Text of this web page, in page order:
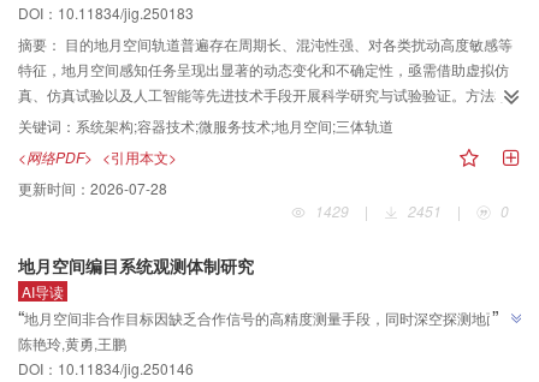
统，15年轨道积分达分钟级计算性能，为地月空间任务正向设计提供高效解决
方案。 ”
DOI： 10.11834/jig.250183
摘要： 目的地月空间轨道普遍存在周期长、混沌性强、对各类扰动高度敏感等
特征，地月空间感知任务呈现出显著的动态变化和不确定性，亟需借助虚拟仿
真、仿真试验以及人工智能等先进技术手段开展科学研究与试验验证。方法本
文以地月空间感知任务设计与分析为牵引，以服务化、标准化、国产化和工具
化为理念，基于“容器云 + 微服务”设计了满足高性能计算、高并发访问、多样化
应用需求的“基础支撑 + 服务支撑 + 典型应用”3层智能仿真系统架构。分析了地
月空间轨道动力学模型库、基于Kuberneter的计算任务智能调度和全链路微服
务集成框架等关键技术。结果研制了地月空间感知任务设计与分析仿真系统，
真模块、试验设计模块以及试验评估模块的实现情况。结论通过应用案例说
明，仿真系统能够有效支持用户开展地月空间任务的正向设计以及方案的选代
优化，高精度星历模型下15年驻留轨道积分能够达到分钟级计算性能，具有高
效性、智能性、稳定性和良好的扩展性。
关键词： 系统架构;容器技术;微服务技术;地月空间;三体轨道
<网络PDF> <引用本文>
更新时间： 2026-07-28
1429
| 2451 | 0
地月空间编目系统观测体制研究
AI导读
“地月空间非合作目标因缺乏合作信号的高精度测量手段，同时深空探测地面测
控资源有限，以及在地月空间多体摄动环境条件下运动轨迹复杂需考虑完备的
动力学模型，其编目定轨精度与时效性受到一定的制约和独特的挑战，介绍了
”
陈艳玲,黄勇,王鹏
DOI： 10.11834/jig.250146